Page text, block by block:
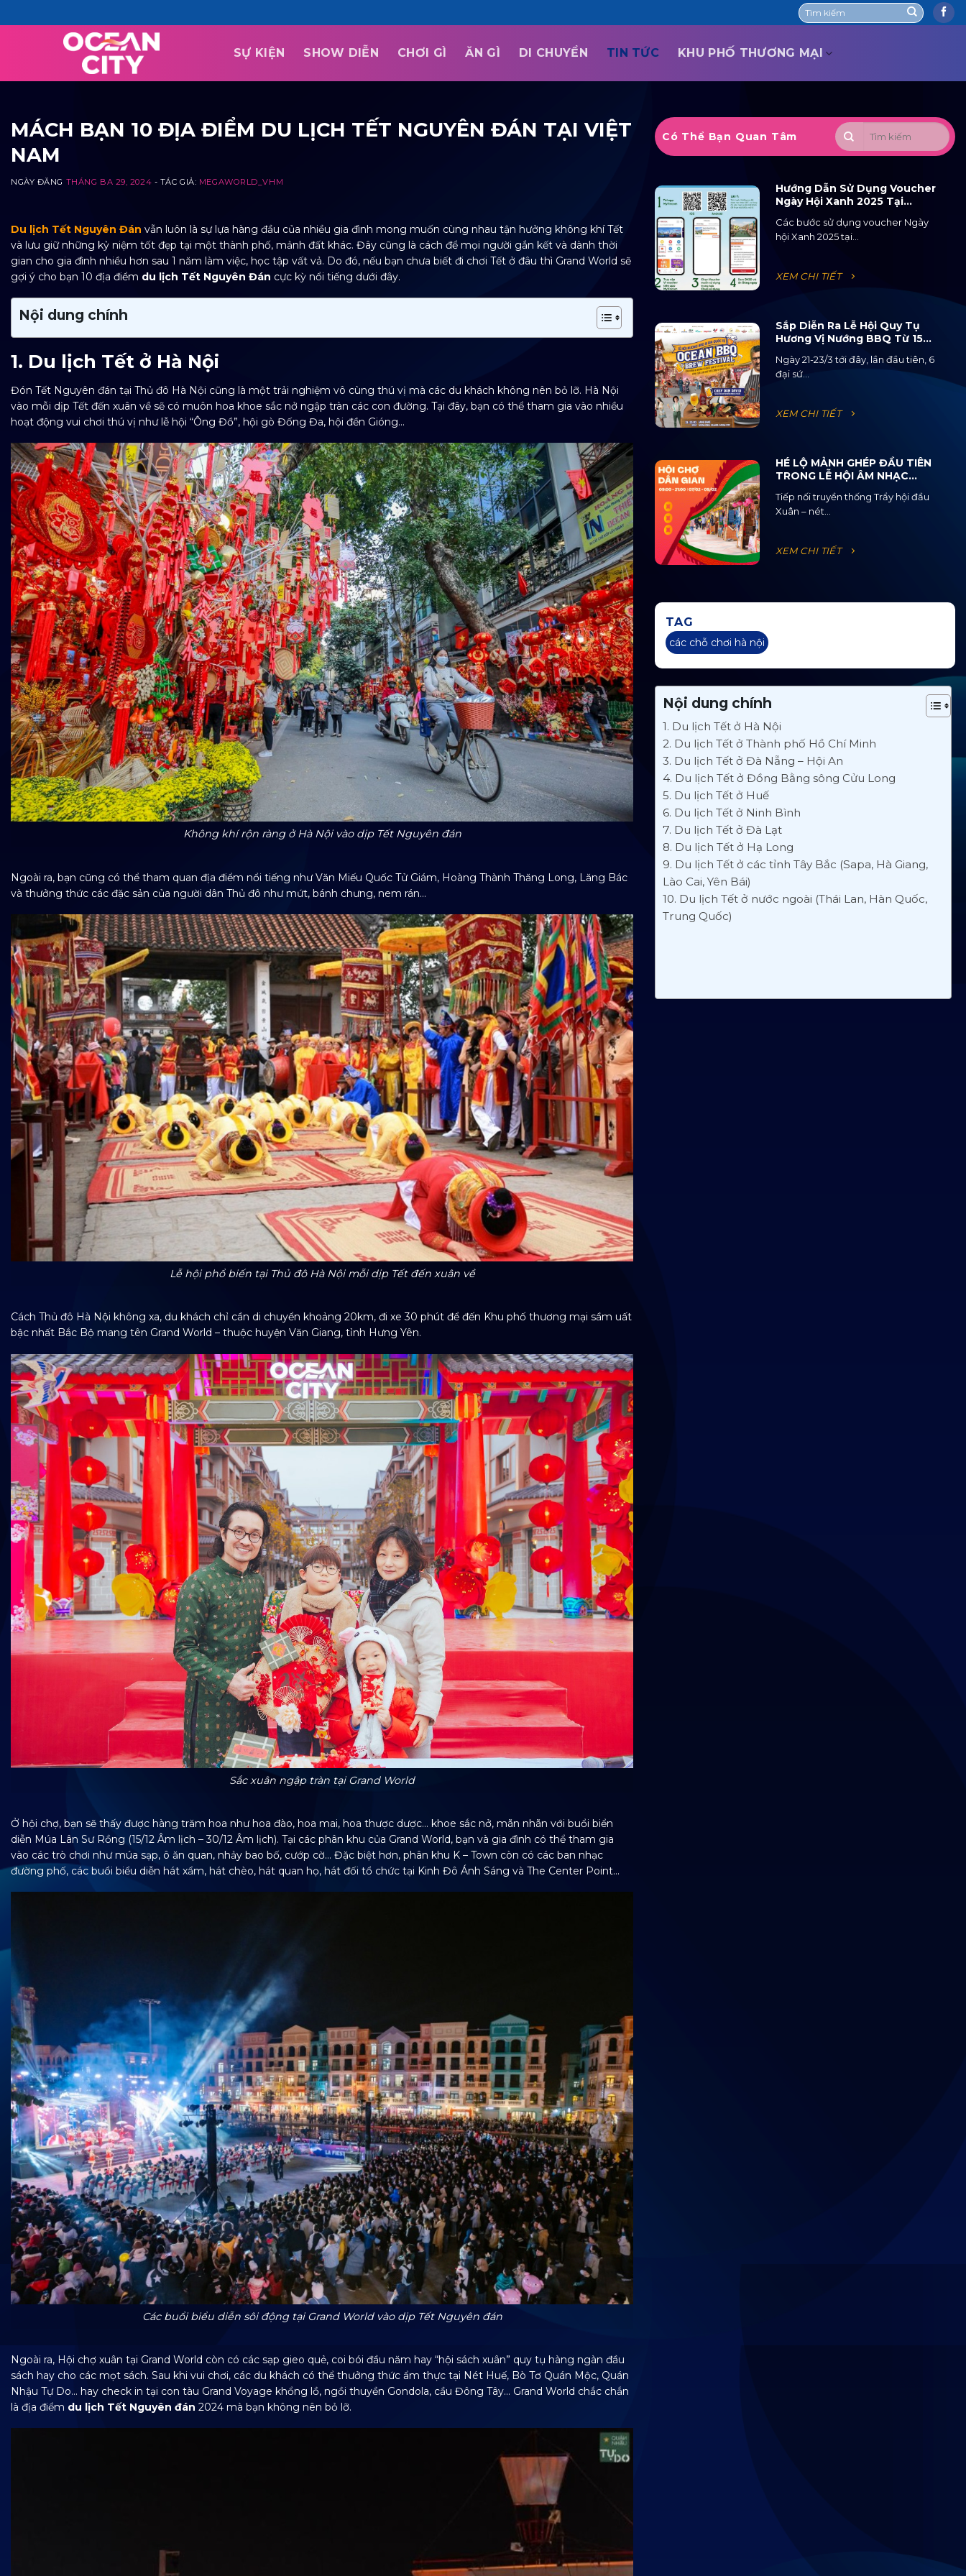
to
SỰ KIỆN SHOW DIỄN CHƠI GÌ ĂN GÌ DI CHUYỂN TIN TỨC KHU PHỐ THƯƠNG MẠI
MÁCH BẠN 10 ĐỊA ĐIỂM DU LỊCH TẾT NGUYÊN ĐÁN TẠI VIỆT
NAM
NGÀY ĐĂNG THÁNG BA 29, 2024 - TÁC GIẢ: MEGAWORLD_VHM
Du lịch Tết Nguyên Đán vẫn luôn là sự lựa hàng đầu của nhiều gia đình mong muốn cùng nhau tận hưởng không khí Tết
và lưu giữ những kỷ niệm tốt đẹp tại một thành phố, mảnh đất khác. Đây cũng là cách để mọi người gắn kết và dành thời
gian cho gia đình nhiều hơn sau 1 năm làm việc, học tập vất vả. Do đó, nếu bạn chưa biết đi chơi Tết ở đâu thì Grand World sẽ
gợi ý cho bạn 10 địa điểm du lịch Tết Nguyên Đán cực kỳ nổi tiếng dưới đây.
Nội dung chính
1. Du lịch Tết ở Hà Nội
Đón Tết Nguyên đán tại Thủ đô Hà Nội cũng là một trải nghiệm vô cùng thú vị mà các du khách không nên bỏ lỡ. Hà Nội
vào mỗi dịp Tết đến xuân về sẽ có muôn hoa khoe sắc nở ngập tràn các con đường. Tại đây, bạn có thể tham gia vào nhiều
hoạt động vui chơi thú vị như lễ hội “Ông Đồ”, hội gò Đống Đa, hội đền Gióng…
Không khí rộn ràng ở Hà Nội vào dịp Tết Nguyên đán
Ngoài ra, bạn cũng có thể tham quan địa điểm nổi tiếng như Văn Miếu Quốc Tử Giám, Hoàng Thành Thăng Long, Lăng Bác
và thưởng thức các đặc sản của người dân Thủ đô như mứt, bánh chưng, nem rán…
Lễ hội phổ biến tại Thủ đô Hà Nội mỗi dịp Tết đến xuân về
Cách Thủ đô Hà Nội không xa, du khách chỉ cần di chuyển khoảng 20km, đi xe 30 phút để đến Khu phố thương mại sầm uất
bậc nhất Bắc Bộ mang tên Grand World – thuộc huyện Văn Giang, tỉnh Hưng Yên.
Sắc xuân ngập tràn tại Grand World
Ở hội chợ, bạn sẽ thấy được hàng trăm hoa như hoa đào, hoa mai, hoa thược dược… khoe sắc nở, mãn nhãn với buổi biển
diễn Múa Lân Sư Rồng (15/12 Âm lịch – 30/12 Âm lịch). Tại các phân khu của Grand World, bạn và gia đình có thể tham gia
vào các trò chơi như múa sạp, ô ăn quan, nhảy bao bố, cướp cờ… Đặc biệt hơn, phân khu K – Town còn có các ban nhạc
đường phố, các buổi biểu diễn hát xẩm, hát chèo, hát quan họ, hát đối tổ chức tại Kinh Đô Ánh Sáng và The Center Point…
Các buổi biểu diễn sôi động tại Grand World vào dịp Tết Nguyên đán
Ngoài ra, Hội chợ xuân tại Grand World còn có các sạp gieo quẻ, coi bói đầu năm hay “hội sách xuân” quy tụ hàng ngàn đầu
sách hay cho các mọt sách. Sau khi vui chơi, các du khách có thể thưởng thức ẩm thực tại Nét Huế, Bò Tơ Quán Mộc, Quán
Nhậu Tự Do… hay check in tại con tàu Grand Voyage khổng lồ, ngồi thuyền Gondola, cầu Đông Tây… Grand World chắc chắn
là địa điểm du lịch Tết Nguyên đán 2024 mà bạn không nên bỏ lỡ.
Có Thể Bạn Quan Tâm
Hướng Dẫn Sử Dụng Voucher
Ngày Hội Xanh 2025 Tại
Các bước sử dụng voucher Ngày
hội Xanh 2025 tại...
XEM CHI TIẾT
Sắp Diễn Ra Lễ Hội Quy Tụ
Hương Vị Nướng BBQ Từ 15
Quốc Gia Và 120 Loại Bia Thủ
Công
Ngày 21-23/3 tới đây, lần đầu tiên, 6
đại sứ...
XEM CHI TIẾT
HÉ LỘ MẢNH GHÉP ĐẦU TIÊN
TRONG LỄ HỘI ÂM NHẠC
2025
Tiếp nối truyền thống Trẩy hội đầu
Xuân – nét...
XEM CHI TIẾT
TAG
các chỗ chơi hà nội
Nội dung chính
1. Du lịch Tết ở Hà Nội
2. Du lịch Tết ở Thành phố Hồ Chí Minh
3. Du lịch Tết ở Đà Nẵng – Hội An
4. Du lịch Tết ở Đồng Bằng sông Cửu Long
5. Du lịch Tết ở Huế
6. Du lịch Tết ở Ninh Bình
7. Du lịch Tết ở Đà Lạt
8. Du lịch Tết ở Hạ Long
9. Du lịch Tết ở các tỉnh Tây Bắc (Sapa, Hà Giang,
Lào Cai, Yên Bái)
10. Du lịch Tết ở nước ngoài (Thái Lan, Hàn Quốc,
Trung Quốc)